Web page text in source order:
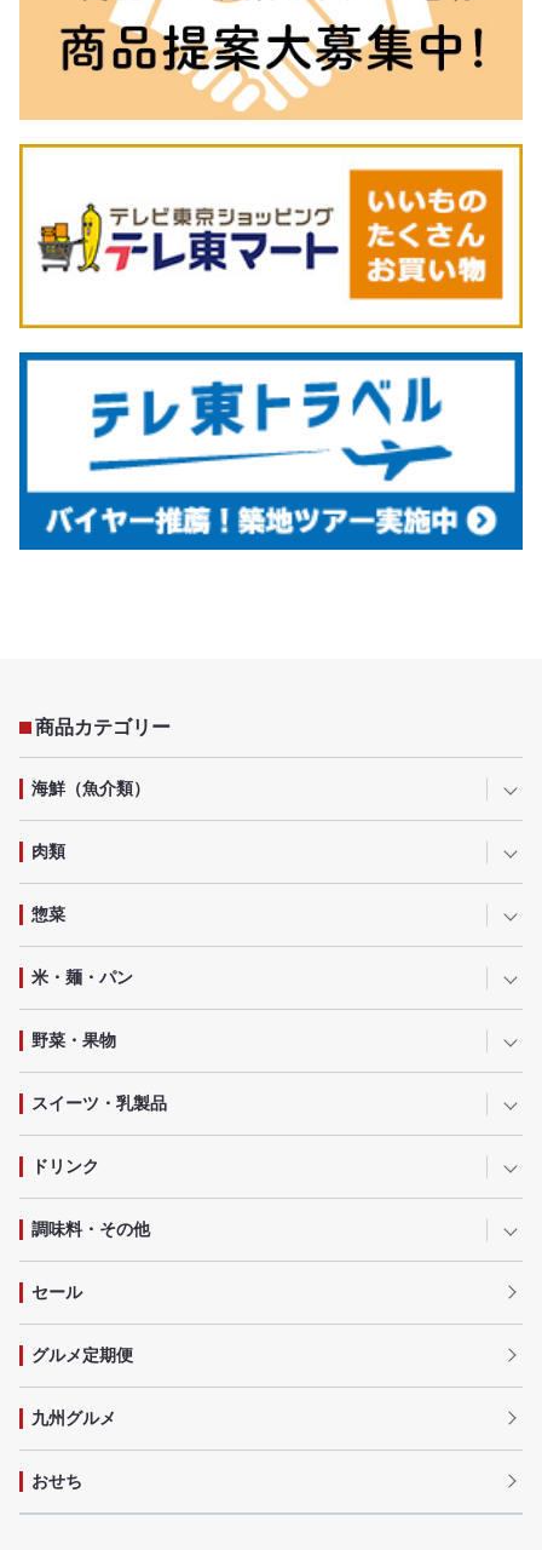
商品カテゴリー
海鮮（魚介類）
肉類
惣菜
米・麺・パン
野菜・果物
スイーツ・乳製品
ドリンク
調味料・その他
セール
グルメ定期便
九州グルメ
おせち